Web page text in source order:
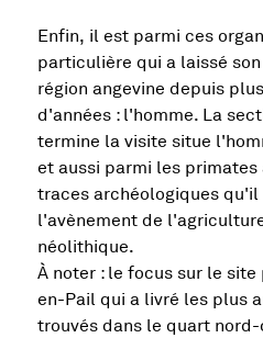
Enfin, il est parmi ces
particulière qui a laissé
région angevine depuis
d'années : l'homme. La
termine la visite situe
et aussi parmi les primates
traces archéologiques
l'avènement de
néolithique.
À noter : le focus sur le
en-Pail qui a livré les plus
trouvés dans le quart